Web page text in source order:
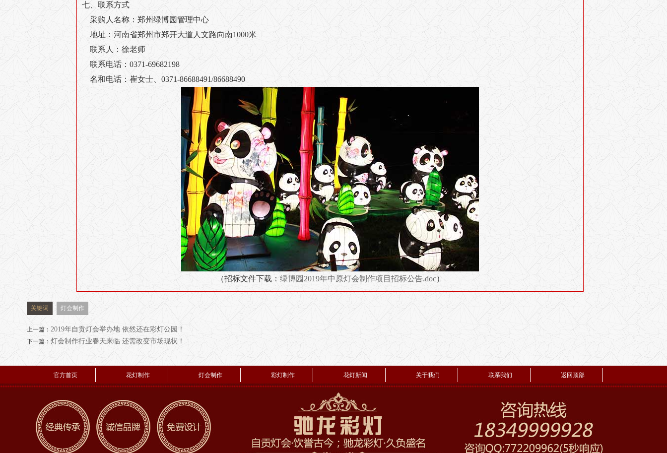
七、联系方式
采购人名称：郑州绿博园管理中心
地址：河南省郑州市郑开大道人文路向南1000米
联系人：徐老师
联系电话：0371-69682198
名和电话：崔女士、0371-86688491/86688490
（招标文件下载： 绿博园2019年中原灯会制作项目招标公告.doc）
关键词 灯会制作
上一篇： 2019年自贡灯会举办地 依然还在彩灯公园！
下一篇： 灯会制作行业春天来临 还需改变市场现状！
官方首页 花灯制作 灯会制作 彩灯制作 花灯新闻 关于我们 联系我们 返回顶部